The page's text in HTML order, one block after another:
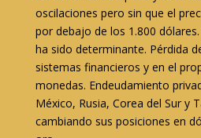
oscilaciones pero sin que el
por debajo de los 1.800
ha sido determinante. Pérdida
sistemas financieros y en el
monedas. Endeudamiento
México, Rusia, Corea del Sur y
cambiando sus posiciones en